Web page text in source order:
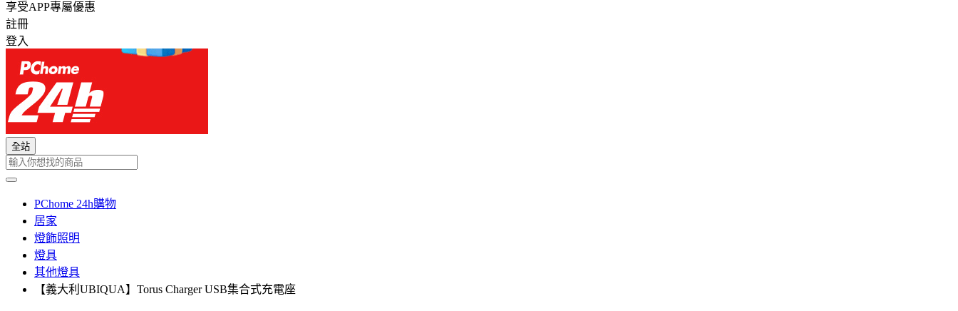
享受APP專屬優惠
註冊
登入
全站
PChome 24h購物
居家
燈飾照明
燈具
其他燈具
【義大利UBIQUA】Torus Charger USB集合式充電座